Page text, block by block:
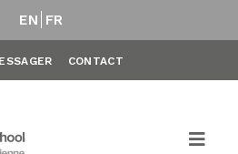
EN FR
CONTACT